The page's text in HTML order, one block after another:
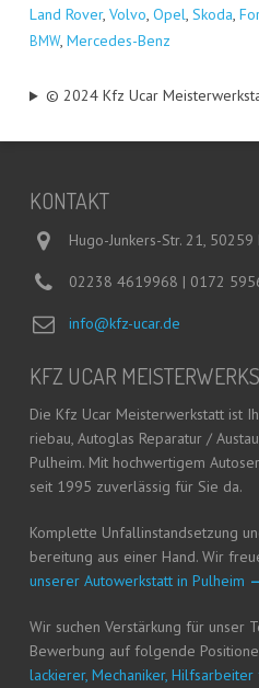
Land Rover, Vol­vo, Opel, Sko­da,
BMW, Mer­ce­des-Benz
© 2024 Kfz Ucar
KON­TAKT
Hugo-Junkers-Str. 21, 50259
02238 4619968 | 0172
info@kfz-ucar.de
KFZ UCAR
Die Kfz Ucar Meis­ter­werk­statt ist
rie­bau, Auto­glas Repa­ra­tur /
Pul­heim. Mit hoch­wer­ti­gem
seit 1995 zuver­läs­sig für Sie da.
Kom­plet­te Unfall­in­stand­set­zung
be­rei­tung aus einer Hand. Wir
unse­rer Auto­werk­statt in Pul­heim —
Wir suchen Ver­stär­kung für unser
Bewer­bung auf fol­gen­de
la­ckie­rer, Mecha­ni­ker,